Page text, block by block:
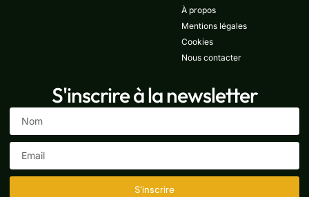
À propos
Mentions légales
Cookies
Nous contacter
S'inscrire à la newsletter
S'inscrire